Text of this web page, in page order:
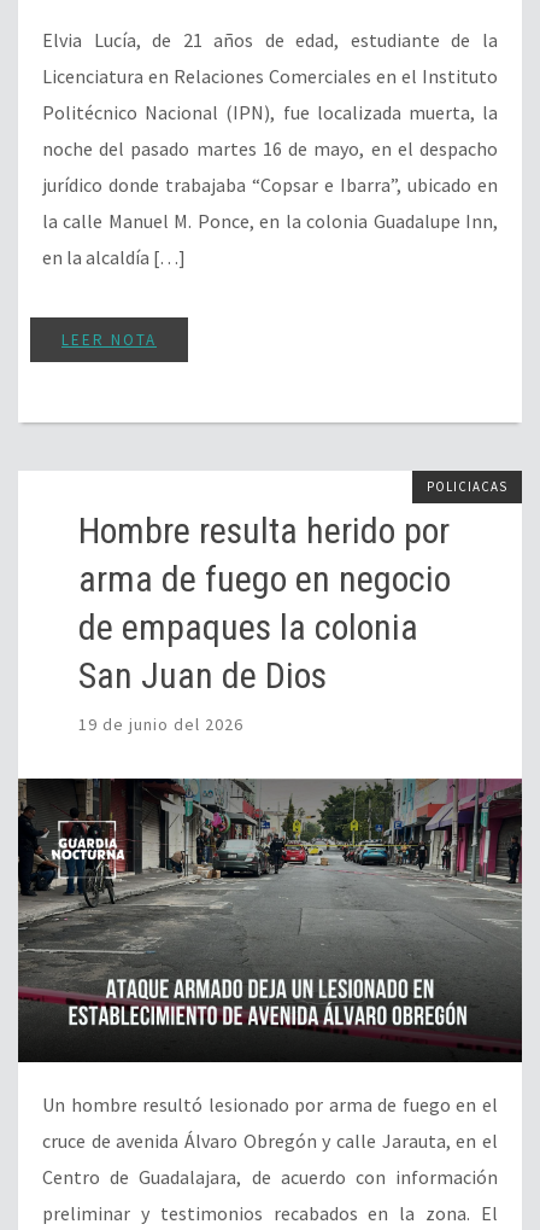
Elvia Lucía, de 21 años de edad, estudiante de la
Licenciatura en Relaciones Comerciales en el Instituto
Politécnico Nacional (IPN), fue localizada muerta, la
noche del pasado martes 16 de mayo, en el despacho
jurídico donde trabajaba “Copsar e Ibarra”, ubicado en
la calle Manuel M. Ponce, en la colonia Guadalupe Inn,
en la alcaldía […]
LEER NOTA
POLICIACAS
Hombre resulta herido por
arma de fuego en negocio
de empaques la colonia
San Juan de Dios
19 de junio del 2026
Un hombre resultó lesionado por arma de fuego en el
cruce de avenida Álvaro Obregón y calle Jarauta, en el
Centro de Guadalajara, de acuerdo con información
preliminar y testimonios recabados en la zona. El